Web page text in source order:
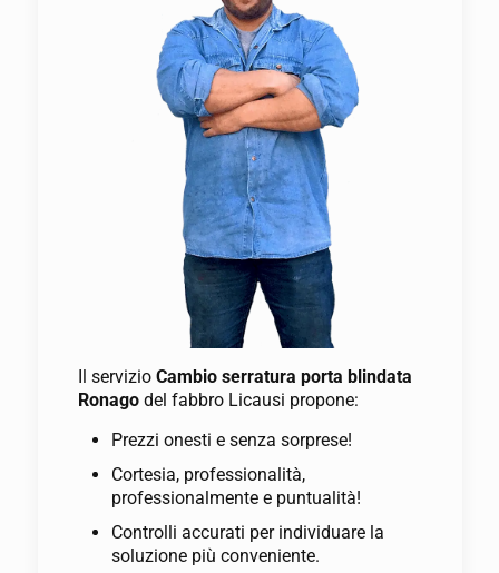
Il servizio Cambio serratura porta blindata
Ronago del fabbro Licausi propone:
Prezzi onesti e senza sorprese!
Cortesia, professionalità,
professionalmente e puntualità!
Controlli accurati per individuare la
soluzione più conveniente.